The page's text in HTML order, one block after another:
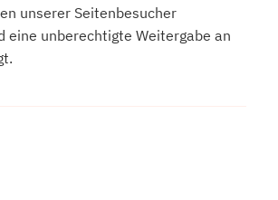
unserer Seitenbesucher
eine unberechtigte Weitergabe an